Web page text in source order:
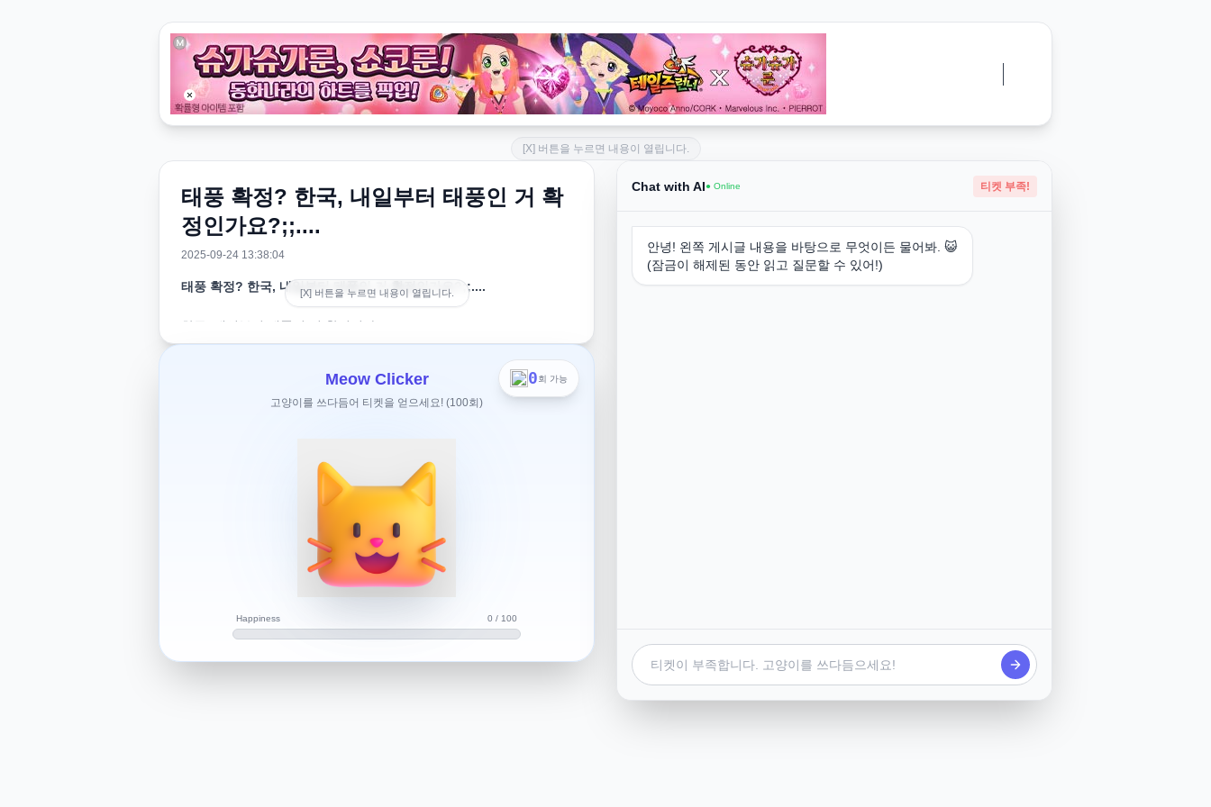
[X] 버튼을 누르면 내용이 열립니다.
태풍 확정? 한국, 내일부터 태풍인 거 확
정인가요?;;....
2025-09-24 13:38:04
태풍 확정? 한국, 내일부터 태풍인 거 확정인가요?;;....
한국, 내일부터 태풍인 거 확정인가요?;;....
현재(2025년 9월 24일 기준) 한국에는태풍이 발생하지 않았습니다 .
기상청에 따르면, 제17호 태풍 '미탁', 제18호 태풍 '라가사', 제19호 태
[X] 버튼을 누르면 내용이 열립니다.
0회 가능
Meow Clicker
고양이를 쓰다듬어 티켓을 얻으세요! (100회)
Happiness 0 / 100
Chat with AI● Online 티켓 부족!
안녕! 왼쪽 게시글 내용을 바탕으로 무엇이든 물어봐. 😺
(잠금이 해제된 동안 읽고 질문할 수 있어!)